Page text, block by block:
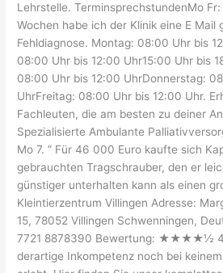
Lehrstelle. TerminsprechstundenMo
Wochen habe ich der Klinik eine E Mail
Fehldiagnose. Montag: 08:00 Uhr bis
08:00 Uhr bis 12:00 Uhr15:00 Uhr bis
08:00 Uhr bis 12:00 UhrDonnerstag:
UhrFreitag: 08:00 Uhr bis 12:00 Uhr.
Fachleuten, die am besten zu deiner
Spezialisierte Ambulante
Mo 7. ” Für 46 000 Euro kaufte sich
gebrauchten Tragschrauber, den er
günstiger unterhalten kann als einen
Kleintierzentrum Villingen Adresse:
15, 78052 Villingen Schwenningen,
7721 8878390 Bewertung: ★★★★½
derartige Inkompetenz noch bei